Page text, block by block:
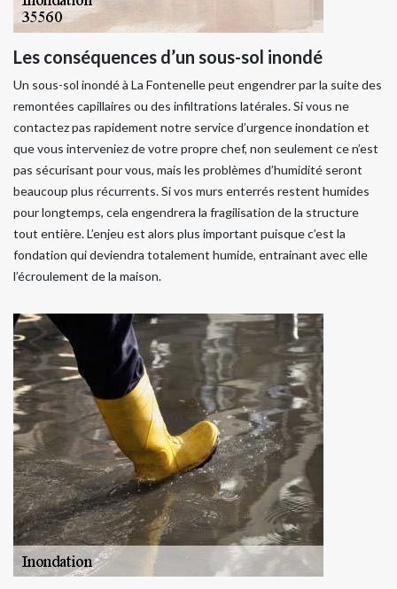
Les conséquences d’un sous-sol inondé
Un sous-sol inondé à La Fontenelle peut engendrer par la suite des
remontées capillaires ou des infiltrations latérales. Si vous ne
contactez pas rapidement notre service d’urgence inondation et
que vous interveniez de votre propre chef, non seulement ce n’est
pas sécurisant pour vous, mais les problèmes d’humidité seront
beaucoup plus récurrents. Si vos murs enterrés restent humides
pour longtemps, cela engendrera la fragilisation de la structure
tout entière. L’enjeu est alors plus important puisque c’est la
fondation qui deviendra totalement humide, entrainant avec elle
l’écroulement de la maison.